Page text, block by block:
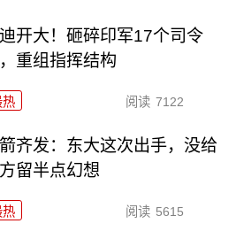
开大！砸碎印军17个司令
重组指挥结构
热 阅读 7122
齐发：东大这次出手，没给
留半点幻想
热 阅读 5615